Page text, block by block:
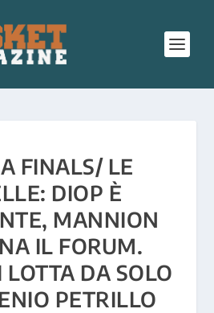
FINALS/ LE
DIOP È
MANNION
IL FORUM.
LOTTA DA SOLO
PETRILLO